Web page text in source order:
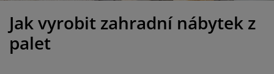
skříněrámy s úložným prostorem
o nábytek/doplňky
osvětlení
Jak vyrobit zahradní nábytek z
palet